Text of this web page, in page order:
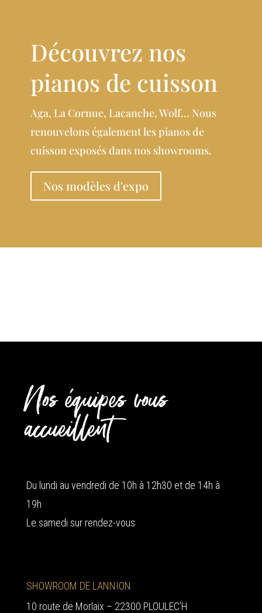
Découvrez nos
pianos de cuisson
Aga, La Cornue, Lacanche, Wolf… Nous
renouvelons également les pianos de
cuisson exposés dans nos showrooms.
Nos modèles d'expo
Nos équipes vous
accueillent
Du lundi au vendredi de 10h à 12h30 et de 14h à
19h
Le samedi sur rendez-vous
SHOWROOM DE LANNION
10 route de Morlaix – 22300 PLOULEC’H